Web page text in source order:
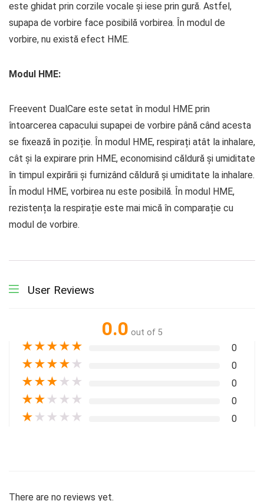
este ghidat prin corzile vocale și iese prin gură. Astfel,
supapa de vorbire face posibilă vorbirea. În modul de
vorbire, nu există efect HME.
Modul HME:
Freevent DualCare este setat în modul HME prin
întoarcerea capacului supapei de vorbire până când acesta
se fixează în poziție. În modul HME, respirați atât la inhalare,
cât și la expirare prin HME, economisind căldură și umiditate
în timpul expirării și furnizând căldură și umiditate la inhalare.
În modul HME, vorbirea nu este posibilă. În modul HME,
rezistența la respirație este mai mică în comparație cu
modul de vorbire.
User Reviews
0.0 out of 5
★★★★★ 0
★★★★ ★ 0
★★★ ★ ★ 0
★★ ★ ★ ★ 0
★ ★ ★ ★ ★ 0
There are no reviews yet.